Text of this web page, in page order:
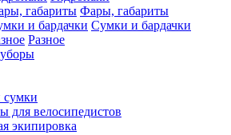
Фары, габариты
Сумки и бардачки
Разное
сумки
для велосипедистов
экипировка